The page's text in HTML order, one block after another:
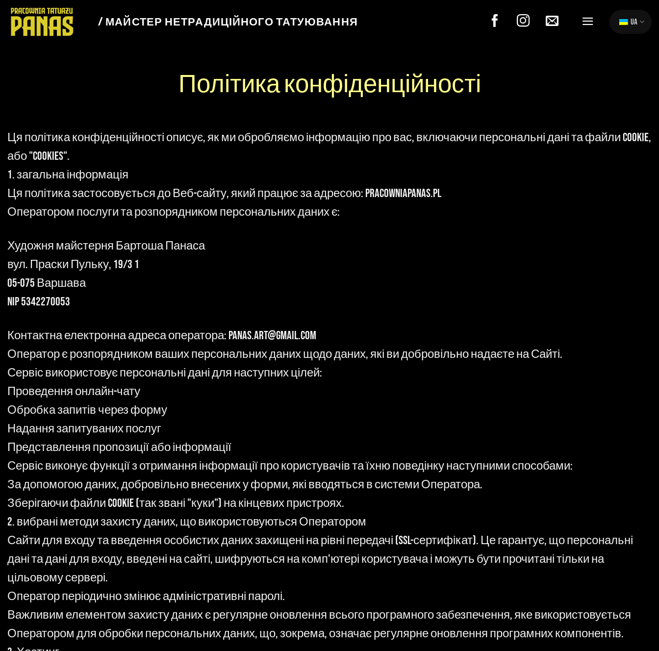
Перейти
змісту
/ МАЙСТЕР НЕТРАДИЦІЙНОГО ТАТУЮВАННЯ UA
Політика конфіденційності
Ця політика конфіденційності описує, як ми обробляємо інформацію про вас, включаючи персональні дані та файли cookie,
або "cookies".
1. загальна інформація
Ця політика застосовується до Веб-сайту, який працює за адресою: pracowniapanas.pl
Оператором послуги та розпорядником персональних даних є:
Художня майстерня Бартоша Панаса
вул. Праски Пульку, 19/3 1
05-075 Варшава
NIP 5342270053
Контактна електронна адреса оператора: Panas.art@gmail.com
Оператор є розпорядником ваших персональних даних щодо даних, які ви добровільно надаєте на Сайті.
Сервіс використовує персональні дані для наступних цілей:
Проведення онлайн-чату
Обробка запитів через форму
Надання запитуваних послуг
Представлення пропозиції або інформації
Сервіс виконує функції з отримання інформації про користувачів та їхню поведінку наступними способами:
За допомогою даних, добровільно внесених у форми, які вводяться в системи Оператора.
Зберігаючи файли cookie (так звані "куки") на кінцевих пристроях.
2. вибрані методи захисту даних, що використовуються Оператором
Сайти для входу та введення особистих даних захищені на рівні передачі (SSL-сертифікат). Це гарантує, що персональні
дані та дані для входу, введені на сайті, шифруються на комп'ютері користувача і можуть бути прочитані тільки на
цільовому сервері.
Оператор періодично змінює адміністративні паролі.
Важливим елементом захисту даних є регулярне оновлення всього програмного забезпечення, яке використовується
Оператором для обробки персональних даних, що, зокрема, означає регулярне оновлення програмних компонентів.